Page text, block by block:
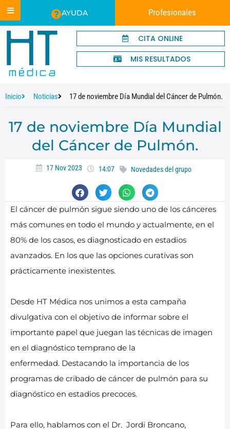
AYUDA Profesionales
CITA ONLINE
MIS RESULTADOS
Inicio Noticias 17 de noviembre Día Mundial del Cáncer de Pulmón.
17 de noviembre Día Mundial
del Cáncer de Pulmón.
17 Nov 2023 14:07 Novedades del grupo
El cáncer de pulmón sigue siendo uno de los cánceres
más comunes en todo el mundo y actualmente, en el
80% de los casos, es diagnosticado en estadios
avanzados. En los que las opciones curativas son
prácticamente inexistentes.
Desde HT Médica nos unimos a esta campaña
divulgativa con el objetivo de informar sobre el
importante papel que juegan las técnicas de imagen
en el diagnóstico temprano de la
enfermedad. Destacando la importancia de los
programas de cribado de cáncer de pulmón para su
diagnóstico en estadios precoces.
Para ello, hablamos con el Dr. Jordi Broncano,